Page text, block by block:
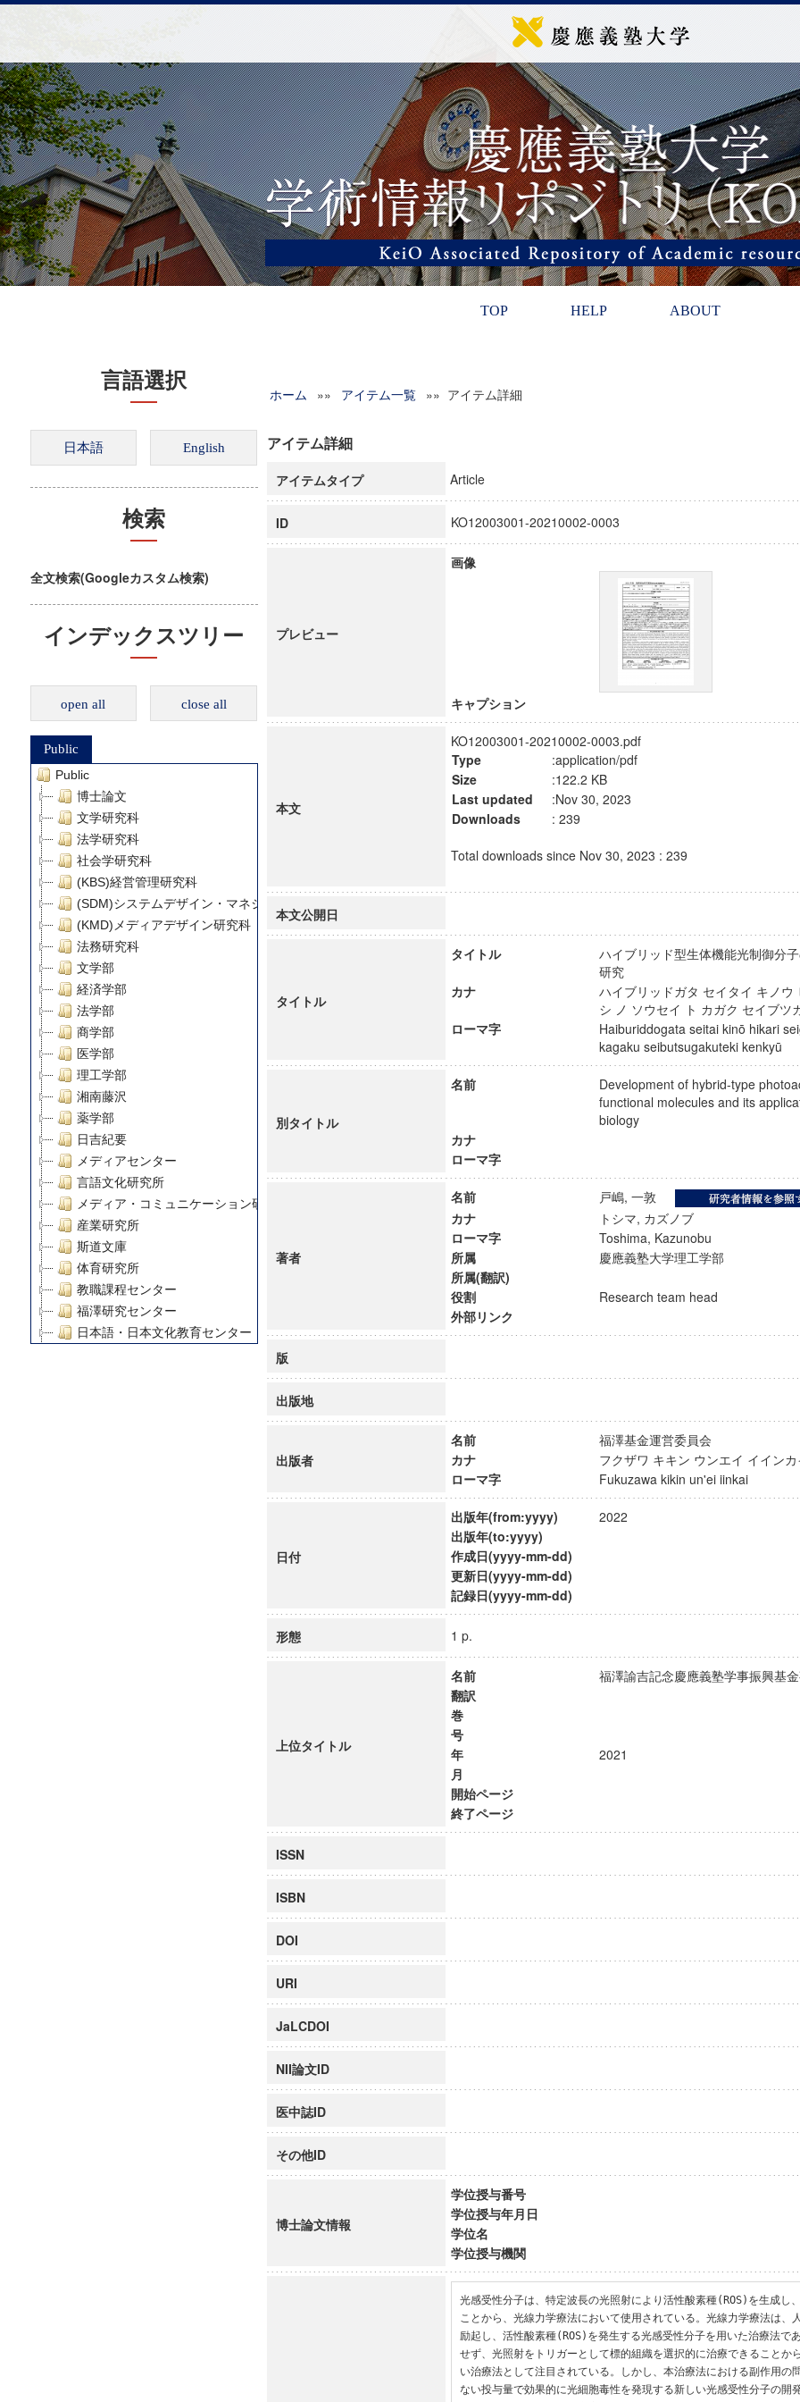
TOP HELP ABOUT
言語選択
検索
全文検索(Googleカスタム検索)
インデックスツリー
open all close all
Public
Public
博士論文
文学研究科
法学研究科
社会学研究科
(KBS)経営管理研究科
(SDM)システムデザイン・マネジメント研究科
(KMD)メディアデザイン研究科
法務研究科
文学部
経済学部
法学部
商学部
医学部
理工学部
湘南藤沢
薬学部
日吉紀要
メディアセンター
言語文化研究所
メディア・コミュニケーション研究所
産業研究所
斯道文庫
体育研究所
教職課程センター
福澤研究センター
日本語・日本文化教育センター
デジタルメディア・コンテンツ統合研究センター
グローバルリサーチインスティテュート
慶應義塾大学グローバルCOEプログラム論理と感性の先端的教育研究拠点
博士課程教育リーディングプログラム「超成熟社会発展のサイエンス」
ホーム »» アイテム一覧 »» アイテム詳細
アイテム詳細
アイテムタイプ Article
ID KO12003001-20210002-0003
プレビュー
画像
キャプション
本文
KO12003001-20210002-0003.pdf
Type
:application/pdf
Size
:122.2 KB
Last updated
:Nov 30, 2023
Downloads
: 239
Total downloads since Nov 30, 2023 : 239
本文公開日
タイトル
タイトル
ハイブリッド型生体機能光制御分
研究
カナ
ハイブリッドガタ セイタイ キノウ
シ ノ ソウセイ ト カガク セイブ
ローマ字
Haiburiddogata seitai kinō hikari
kagaku seibutsugakuteki kenkyū
別タイトル
名前
Development of hybrid-type
functional molecules and its
biology
カナ
ローマ字
著者
名前
戸嶋, 一敦
カナ
トシマ, カズノブ
ローマ字
Toshima, Kazunobu
所属
慶應義塾大学理工学部
所属(翻訳)
役割
Research team head
外部リンク
版
出版地
出版者
名前
福澤基金運営委員会
カナ
フクザワ キキン ウンエイ イイ
ローマ字
Fukuzawa kikin un'ei iinkai
日付
出版年(from:yyyy)
2022
出版年(to:yyyy)
作成日(yyyy-mm-dd)
更新日(yyyy-mm-dd)
記録日(yyyy-mm-dd)
形態 1 p.
上位タイトル
名前
福澤諭吉記念慶應義塾学事振興
翻訳
巻
号
年
2021
月
開始ページ
終了ページ
ISSN
ISBN
DOI
URI
JaLCDOI
NII論文ID
医中誌ID
その他ID
博士論文情報
学位授与番号
学位授与年月日
学位名
学位授与機関
光感受性分子は、特定波長の光照射により活性酸素種(ROS)を生成し
ことから、光線力学療法において使用されている。光線力学療法は、
励起し、活性酸素種(ROS)を発生する光感受性分子を用いた治療法で
せず、光照射をトリガーとして標的組織を選択的に治療できることか
い治療法として注目されている。しかし、本治療法における副作用の
ない投与量で効果的に光細胞毒性を発現する新しい光感受性分子の開